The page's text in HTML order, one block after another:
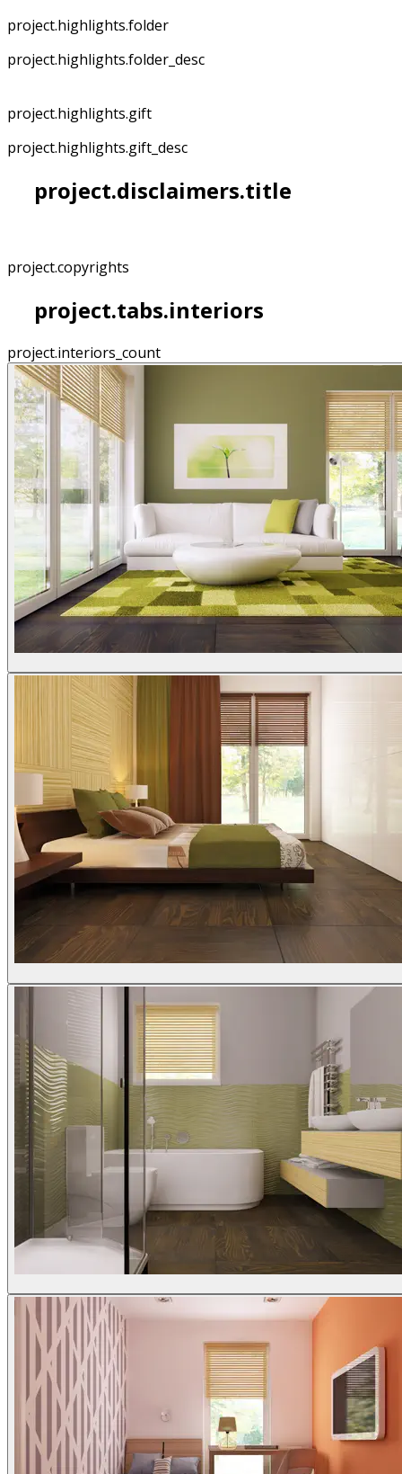
project.highlights.folder
project.highlights.folder_desc
project.highlights.gift
project.highlights.gift_desc
project.disclaimers.title
project.copyrights
project.tabs.interiors
project.interiors_count